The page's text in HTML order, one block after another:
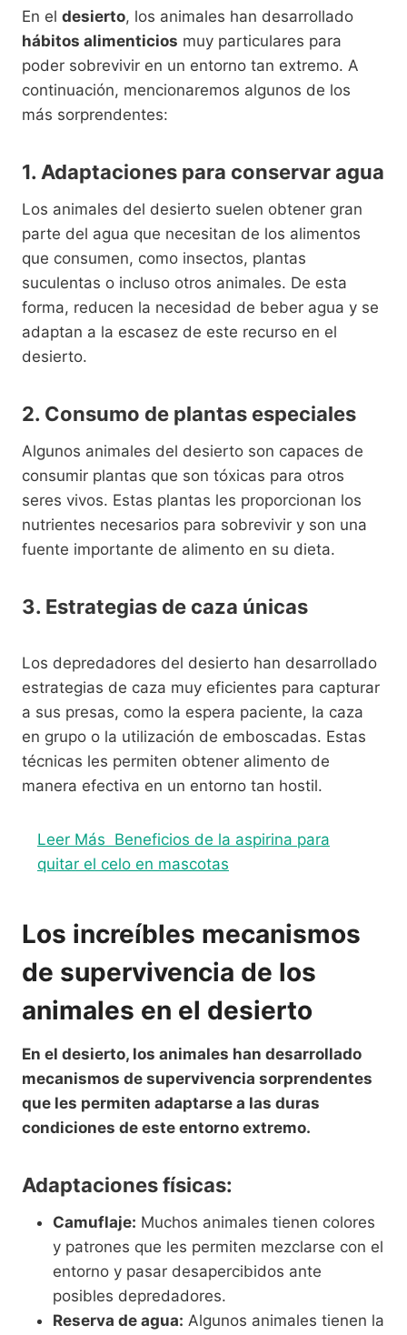
En el desierto, los animales han desarrollado
hábitos alimenticios muy particulares para
poder sobrevivir en un entorno tan extremo. A
continuación, mencionaremos algunos de los
más sorprendentes:
1. Adaptaciones para conservar agua
Los animales del desierto suelen obtener gran
parte del agua que necesitan de los alimentos
que consumen, como insectos, plantas
suculentas o incluso otros animales. De esta
forma, reducen la necesidad de beber agua y se
adaptan a la escasez de este recurso en el
desierto.
2. Consumo de plantas especiales
Algunos animales del desierto son capaces de
consumir plantas que son tóxicas para otros
seres vivos. Estas plantas les proporcionan los
nutrientes necesarios para sobrevivir y son una
fuente importante de alimento en su dieta.
3. Estrategias de caza únicas
Los depredadores del desierto han desarrollado
estrategias de caza muy eficientes para capturar
a sus presas, como la espera paciente, la caza
en grupo o la utilización de emboscadas. Estas
técnicas les permiten obtener alimento de
manera efectiva en un entorno tan hostil.
Leer Más Beneficios de la aspirina para
quitar el celo en mascotas
Los increíbles mecanismos
de supervivencia de los
animales en el desierto
En el desierto, los animales han desarrollado
mecanismos de supervivencia sorprendentes
que les permiten adaptarse a las duras
condiciones de este entorno extremo.
Adaptaciones físicas:
Camuflaje: Muchos animales tienen colores
y patrones que les permiten mezclarse con el
entorno y pasar desapercibidos ante
posibles depredadores.
Reserva de agua: Algunos animales tienen la